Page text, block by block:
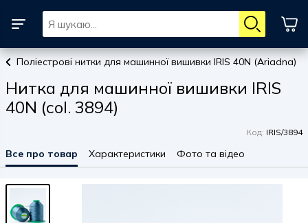
Поліестрові нитки для машинної вишивки IRIS 40N (Ariadna)
Нитка для машинної вишивки IRIS
40N (col. 3894)
Код: IRIS/3894
Все про товар Характеристики Фото та відео